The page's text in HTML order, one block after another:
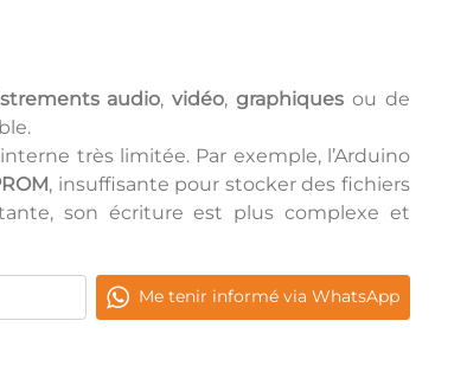
audio,vidéo,graphiques ou de
très limitée. Par exemple, l’Arduino
, insuffisante pour stocker des fichiers
son écriture est plus complexe et
Me tenir informé via WhatsApp